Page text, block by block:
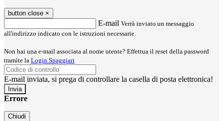
button close ×
E-mail Verrà inviato un messaggio
all'indirizzo indicato con le istruzioni necessarie.
Non hai una e-mail associata al nome utente? Effettua il reset della password
tramite la Login Spaggiari
E-mail inviata, si prega di controllare la casella di posta elettronica!
Errore
Chiudi